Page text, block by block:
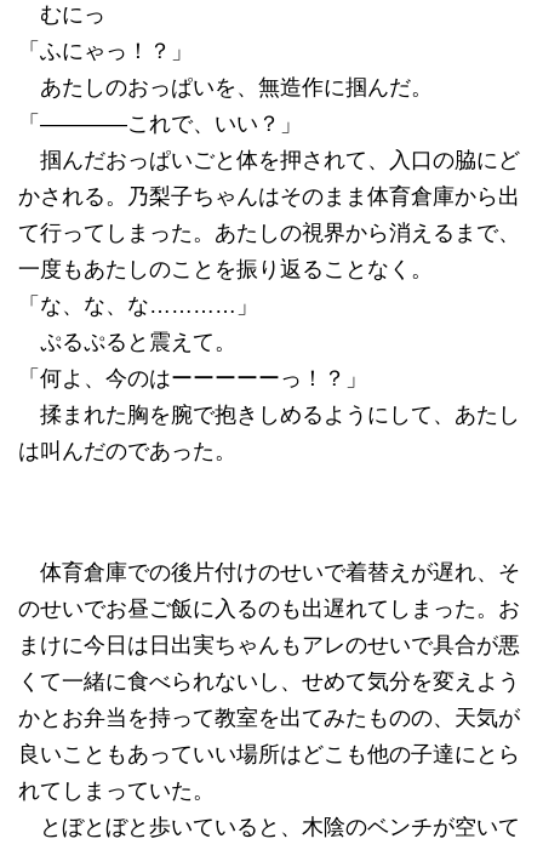
むにっ
「ふにゃっ！？」
あたしのおっぱいを、無造作に掴んだ。
「――――これで、いい？」
掴んだおっぱいごと体を押されて、入口の脇にど
かされる。乃梨子ちゃんはそのまま体育倉庫から出
て行ってしまった。あたしの視界から消えるまで、
一度もあたしのことを振り返ることなく。
「な、な、な…………」
ぷるぷると震えて。
「何よ、今のはーーーーーっ！？」
揉まれた胸を腕で抱きしめるようにして、あたし
は叫んだのであった。
体育倉庫での後片付けのせいで着替えが遅れ、そ
のせいでお昼ご飯に入るのも出遅れてしまった。お
まけに今日は日出実ちゃんもアレのせいで具合が悪
くて一緒に食べられないし、せめて気分を変えよう
かとお弁当を持って教室を出てみたものの、天気が
良いこともあっていい場所はどこも他の子達にとら
れてしまっていた。
とぼとぼと歩いていると、木陰のベンチが空いて